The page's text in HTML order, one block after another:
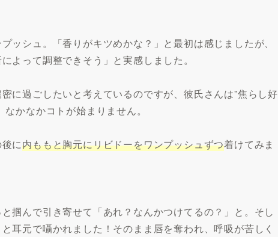
ッシュ。「香りがキツめかな？」と最初は感じましたが、
よって調整できそう」と実感しました。
に過ごしたいと考えているのですが、彼氏さんは”焦らし好
かなかコトが始まりません。
に内ももと胸元にリビドーをワンプッシュずつ着けてみま
掴んで引き寄せて「あれ？なんかつけてるの？」と。そし
元で囁かれました！そのまま唇を奪われ、呼吸が苦しく